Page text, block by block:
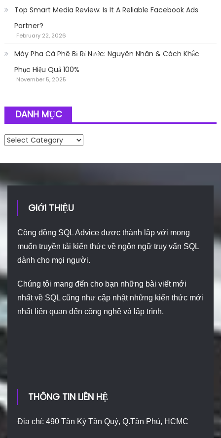
Top Smart Media Review: Is It A Reliable Facebook Ads
Partner?
February 22, 2026
Máy Pha Cà Phê Bị Rỉ Nước: Nguyên Nhân & Cách Khắc
Phục Hiệu Quả 100%
November 5, 2025
DANH MỤC
Danh mục
GIỚI THIỆU
Cộng đồng SQL Advice được thành lập với mong
muốn truyền tải kiến thức về ngôn ngữ truy vấn SQL
dành cho mọi người.
Chúng tôi mang đến cho bạn những bài viết mới
nhất về SQL cũng như cập nhật những kiến thức mới
nhất liên quan đến công nghệ và lập trình.
THÔNG TIN LIÊN HỆ
Địa chỉ: 490 Tân Kỳ Tân Quý, Q.Tân Phú, HCMC